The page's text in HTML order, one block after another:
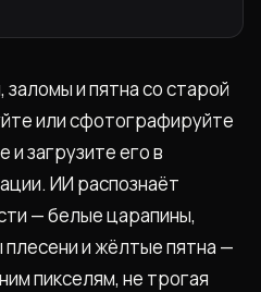
и пятна со старой
или сфотографируйте
и загрузите его в
ИИ распознаёт
— белые царапины,
и жёлтые пятна —
пикселям, не трогая